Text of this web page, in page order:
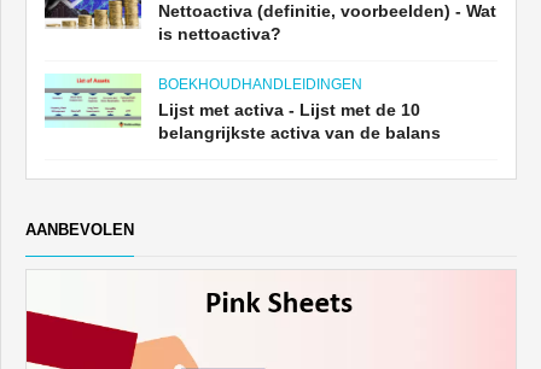
Nettoactiva (definitie, voorbeelden) - Wat
is nettoactiva?
BOEKHOUDHANDLEIDINGEN
Lijst met activa - Lijst met de 10
belangrijkste activa van de balans
AANBEVOLEN